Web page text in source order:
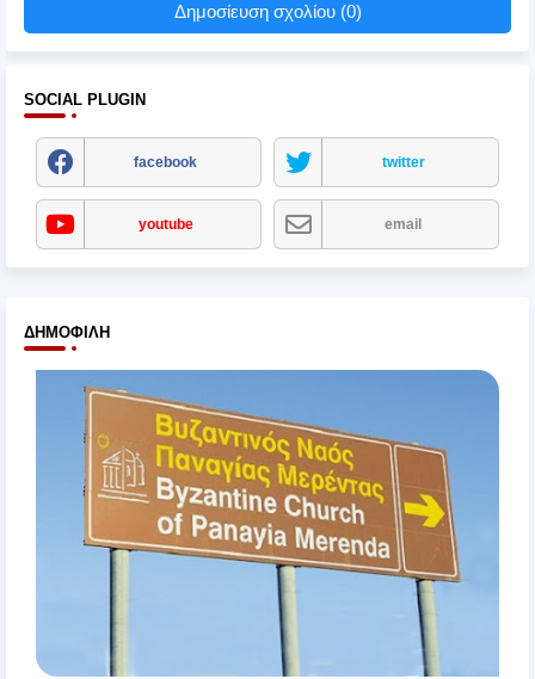
Δημοσίευση σχολίου (0)
SOCIAL PLUGIN
facebook twitter
youtube email
ΔΗΜΟΦΙΛΉ